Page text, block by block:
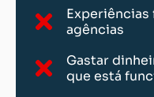
agências
Gastar
que está